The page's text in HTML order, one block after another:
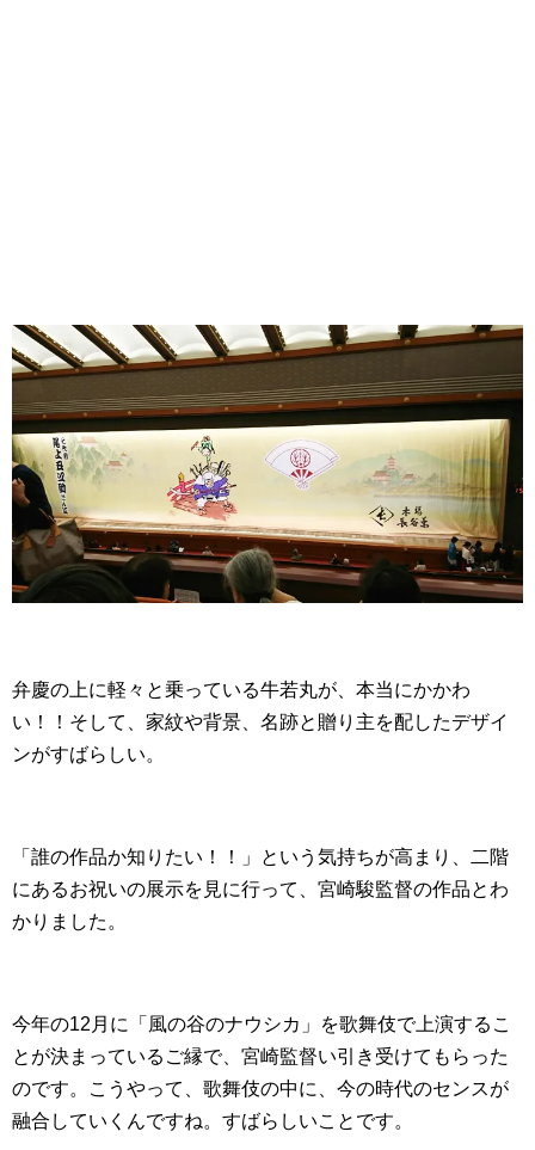
弁慶の上に軽々と乗っている牛若丸が、本当にかかわ
い！！そして、家紋や背景、名跡と贈り主を配したデザイ
ンがすばらしい。
「誰の作品か知りたい！！」という気持ちが高まり、二階
にあるお祝いの展示を見に行って、宮崎駿監督の作品とわ
かりました。
今年の12月に「風の谷のナウシカ」を歌舞伎で上演するこ
とが決まっているご縁で、宮崎監督い引き受けてもらった
のです。こうやって、歌舞伎の中に、今の時代のセンスが
融合していくんですね。すばらしいことです。